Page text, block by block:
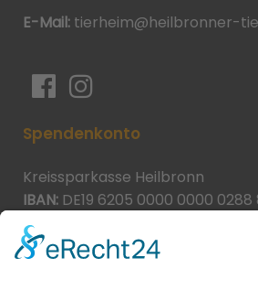
E-Mail: tierheim@heilbronner-
Spendenkonto
Kreissparkasse Heilbronn
IBAN: DE19 6205 0000 0000 0288
BIC: